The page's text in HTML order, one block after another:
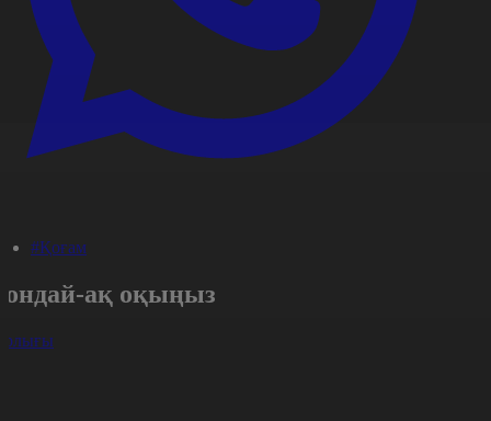
#Қоғам
ақ оқыңыз